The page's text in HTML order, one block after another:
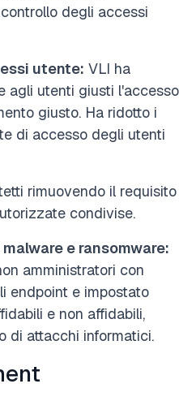
degli accessi
utente: VLI ha
agli utenti giusti l'accesso
giusto. Ha ridotto i
di accesso degli utenti
rimuovendo il requisito
condivise.
e ransomware:
amministratori con
endpoint e impostato
e non affidabili,
di attacchi informatici.